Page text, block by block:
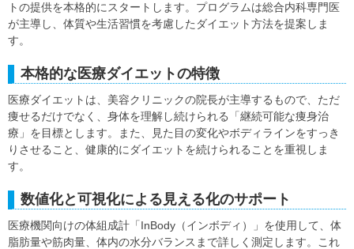
トの提供を本格的にスタートします。プログラムは総合内科専門医
が主導し、体質や生活習慣を考慮したダイエット方法を提案しま
す。
本格的な医療ダイエットの特徴
医療ダイエットは、美容クリニックの院長が主導するもので、ただ
痩せるだけでなく、身体を理解し続けられる「継続可能な痩身治
療」を目標とします。また、見た目の変化やボディラインをすっき
りさせること、健康的にダイエットを続けられることを重視しま
す。
数値化と可視化による見える化のサポート
医療機関向けの体組成計「InBody（インボディ）」を使用して、体
脂肪量や筋肉量、体内の水分バランスまで詳しく測定します。これ